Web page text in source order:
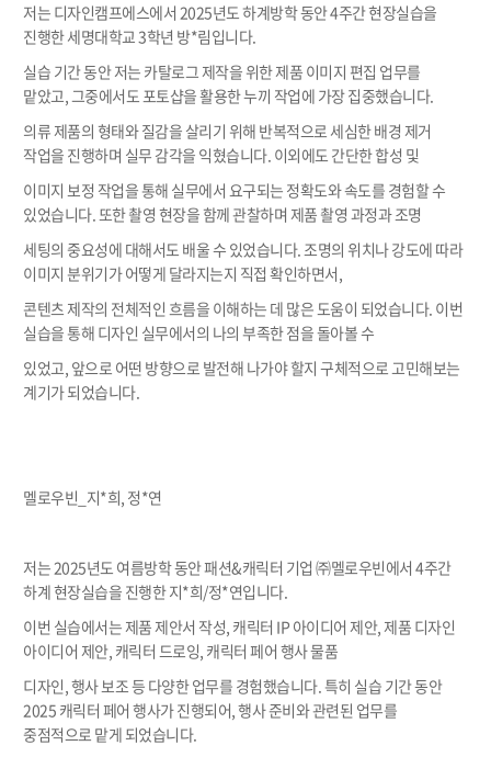
저는 디자인캠프에스에서 2025년도 하계방학 동안 4주간 현장실습을
진행한 세명대학교 3학년 방*림입니다.
실습 기간 동안 저는 카탈로그 제작을 위한 제품 이미지 편집 업무를
맡았고, 그중에서도 포토샵을 활용한 누끼 작업에 가장 집중했습니다.
의류 제품의 형태와 질감을 살리기 위해 반복적으로 세심한 배경 제거
작업을 진행하며 실무 감각을 익혔습니다. 이외에도 간단한 합성 및
이미지 보정 작업을 통해 실무에서 요구되는 정확도와 속도를 경험할 수
있었습니다. 또한 촬영 현장을 함께 관찰하며 제품 촬영 과정과 조명
세팅의 중요성에 대해서도 배울 수 있었습니다. 조명의 위치나 강도에 따라
이미지 분위기가 어떻게 달라지는지 직접 확인하면서,
콘텐츠 제작의 전체적인 흐름을 이해하는 데 많은 도움이 되었습니다. 이번
실습을 통해 디자인 실무에서의 나의 부족한 점을 돌아볼 수
있었고, 앞으로 어떤 방향으로 발전해 나가야 할지 구체적으로 고민해보는
계기가 되었습니다.
멜로우빈_지*희, 정*연
저는 2025년도 여름방학 동안 패션&캐릭터 기업 ㈜멜로우빈에서 4주간
하계 현장실습을 진행한 지*희/정*연입니다.
이번 실습에서는 제품 제안서 작성, 캐릭터 IP 아이디어 제안, 제품 디자인
아이디어 제안, 캐릭터 드로잉, 캐릭터 페어 행사 물품
디자인, 행사 보조 등 다양한 업무를 경험했습니다. 특히 실습 기간 동안
2025 캐릭터 페어 행사가 진행되어, 행사 준비와 관련된 업무를
중점적으로 맡게 되었습니다.